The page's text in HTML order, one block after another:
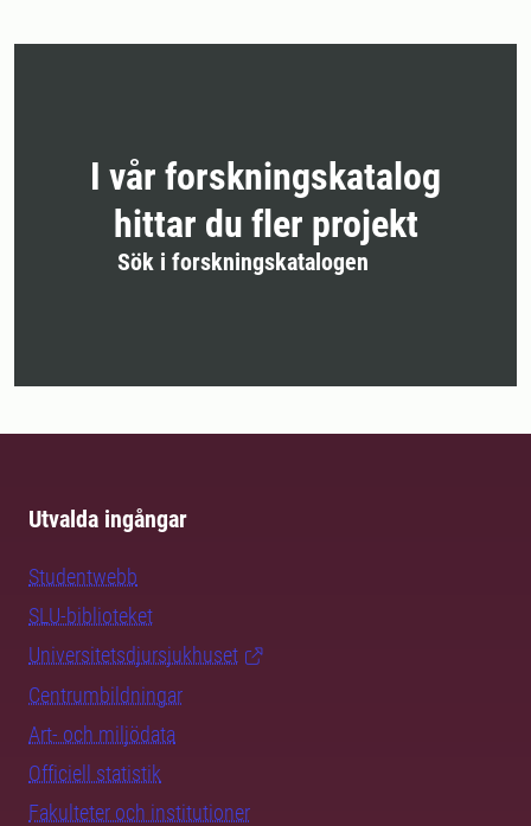
I vår forskningskatalog
hittar du fler projekt
Sök i forskningskatalogen
Utvalda ingångar
Studentwebb
SLU-biblioteket
Universitetsdjursjukhuset
Centrumbildningar
Art- och miljödata
Officiell statistik
Fakulteter och institutioner